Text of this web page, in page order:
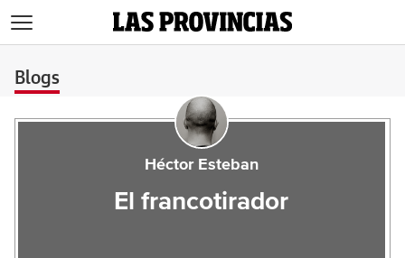
Blogs
Héctor Esteban
El francotirador